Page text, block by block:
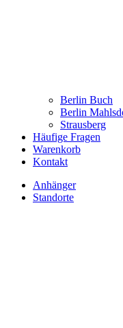
Berlin Buch
Berlin
Strausberg
Häufige Fragen
Warenkorb
Kontakt
Anhänger
Standorte